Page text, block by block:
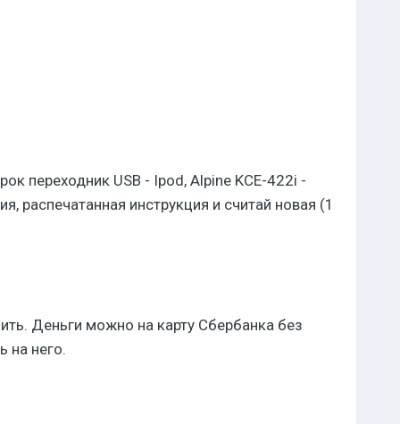
переходник USB - Ipod, Alpine KCE-422i -
инструкция и считай новая (1
Деньги можно на карту Сбербанка без
на него.